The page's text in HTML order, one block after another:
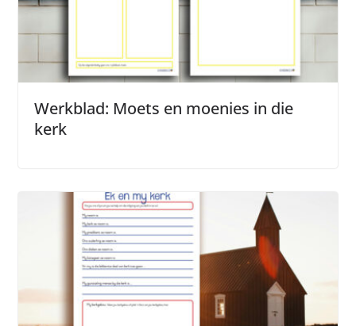
Werkblad: Moets en moenies in die
kerk